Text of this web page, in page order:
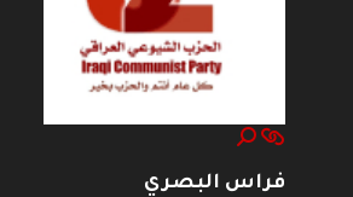
فراس البصري